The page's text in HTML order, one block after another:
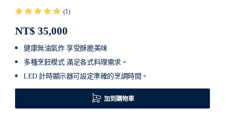
(1)
NT$ 35,000
健康無油氣炸 享受酥脆美味
多種烹飪模式 滿足各式料理需求。
LED 計時顯示器可設定準確的烹調時間。
加到購物車